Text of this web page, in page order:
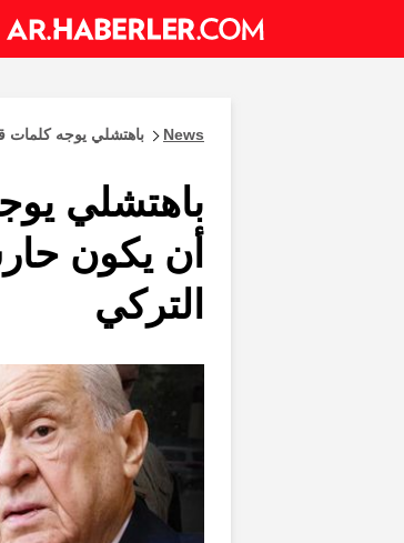
News باهتشلي يوجه كلمات
باهتشلي
أن يكون
التركي